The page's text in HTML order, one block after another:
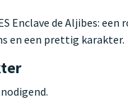
Enclave de Aljibes: een
en een prettig karakter.